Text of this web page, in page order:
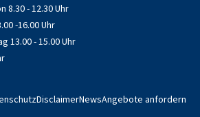
8.30 - 12.30 Uhr
-16.00 Uhr
13.00 - 15.00 Uhr
DisclaimerNewsAngebote anfordern